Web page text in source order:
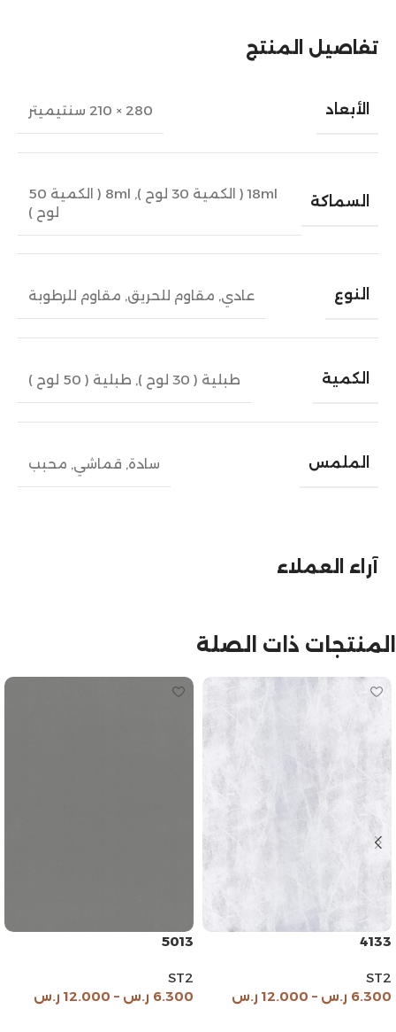
تفاصيل المنتج
الأبعاد 280 × 210 سنتيميتر
السماكة 18ml ( الكمية 30 لوح ) ,
8ml ( الكمية 50
لوح )
النوع عادي, مقاوم للحريق, مقاوم للرطوبة
الكمية طبلية ( 30 لوح ) , طبلية ( 50 لوح )
الملمس سادة, قماشي, محبب
آراء العملاء
المنتجات ذات الصلة
4133
ST2
6.300 ر.س –
12.000 ر.س
5013
ST2
6.300 ر.س –
12.000 ر.س